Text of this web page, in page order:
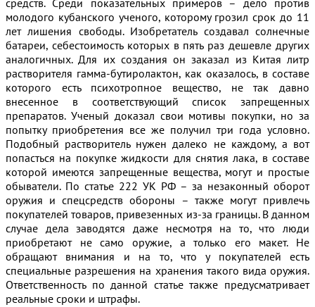
средств. Среди показательных примеров – дело против
молодого кубанского ученого, которому грозил срок до 11
лет лишения свободы. Изобретатель создавал солнечные
батареи, себестоимость которых в пять раз дешевле других
аналогичных. Для их создания он заказал из Китая литр
растворителя гамма-бутиролактон, как оказалось, в составе
которого есть психотропное вещество, не так давно
внесенное в соответствующий список запрещенных
препаратов. Ученый доказал свои мотивы покупки, но за
попытку приобретения все же получил три года условно.
Подобный растворитель нужен далеко не каждому, а вот
попасться на покупке жидкости для снятия лака, в составе
которой имеются запрещенные вещества, могут и простые
обыватели. По статье 222 УК РФ – за незаконный оборот
оружия и спецсредств обороны – также могут привлечь
покупателей товаров, привезенных из-за границы. В данном
случае дела заводятся даже несмотря на то, что люди
приобретают не само оружие, а только его макет. Не
обращают внимания и на то, что у покупателей есть
специальные разрешения на хранения такого вида оружия.
Ответственность по данной статье также предусматривает
реальные сроки и штрафы.